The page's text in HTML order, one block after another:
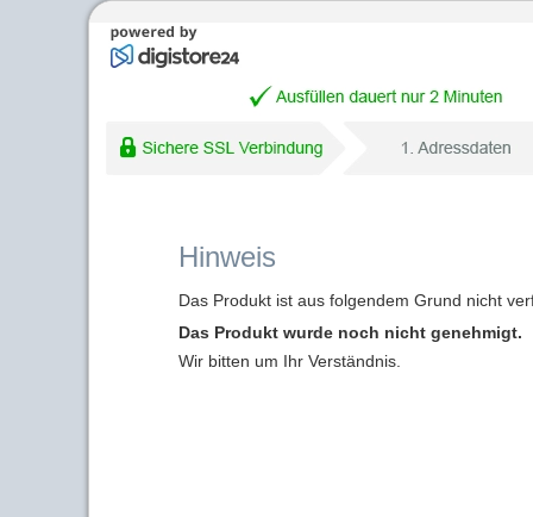
Hinweis
Das Produkt ist aus folgendem Grund nicht
Das Produkt wurde noch nicht genehmigt.
Wir bitten um Ihr Verständnis.